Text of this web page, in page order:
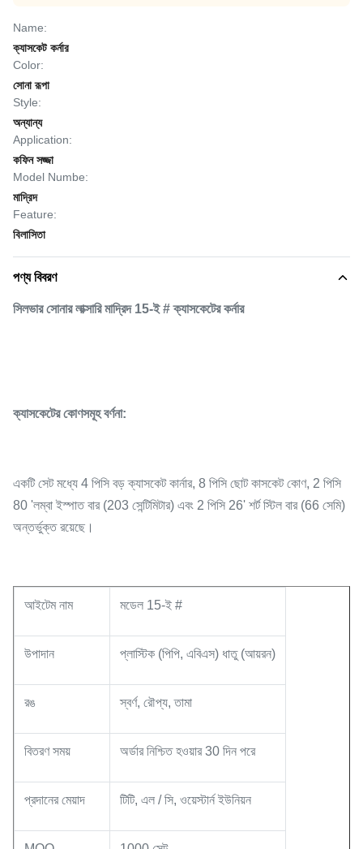
Name:
ক্যাসকেট কর্নার
Color:
সোনা রূপা
Style:
অন্যান্য
Application:
কফিন সজ্জা
Model Numbe:
মাদ্রিদ
Feature:
বিলাসিতা
পণ্য বিবরণ
সিলভার সোনার লাক্সারি মাদ্রিদ 15-ই # ক্যাসকেটের কর্নার
ক্যাসকেটের কোণসমূহ বর্ণনা:
একটি সেট মধ্যে 4 পিসি বড় ক্যাসকেট কার্নার, 8 পিসি ছোট কাসকেট কোণ, 2 পিসি
80 'লম্বা ইস্পাত বার (203 সেন্টিমিটার) এবং 2 পিসি 26' শর্ট স্টিল বার (66 সেমি)
অন্তর্ভুক্ত রয়েছে।
আইটেম নাম মডেল 15-ই #
উপাদান প্লাস্টিক (পিপি, এবিএস) ধাতু (আয়রন)
রঙ স্বর্ণ, রৌপ্য, তামা
বিতরণ সময় অর্ডার নিশ্চিত হওয়ার 30 দিন পরে
প্রদানের মেয়াদ টিটি, এল / সি, ওয়েস্টার্ন ইউনিয়ন